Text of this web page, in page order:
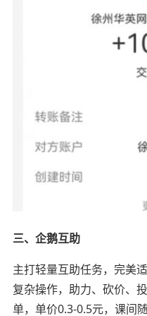
三、企鹅互助
主打轻量互助任务，完美
复杂操作，助力、砍价、
单，单价0.3-0.5元，课间